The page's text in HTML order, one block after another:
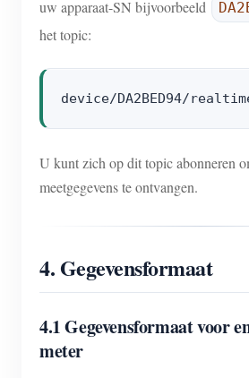
uw apparaat-SN bijvoorbeeld
het topic:
U kunt zich op dit topic abonneren
meetgegevens te ontvangen.
4. Gegevensformaat
4.1 Gegevensformaat voor
meter